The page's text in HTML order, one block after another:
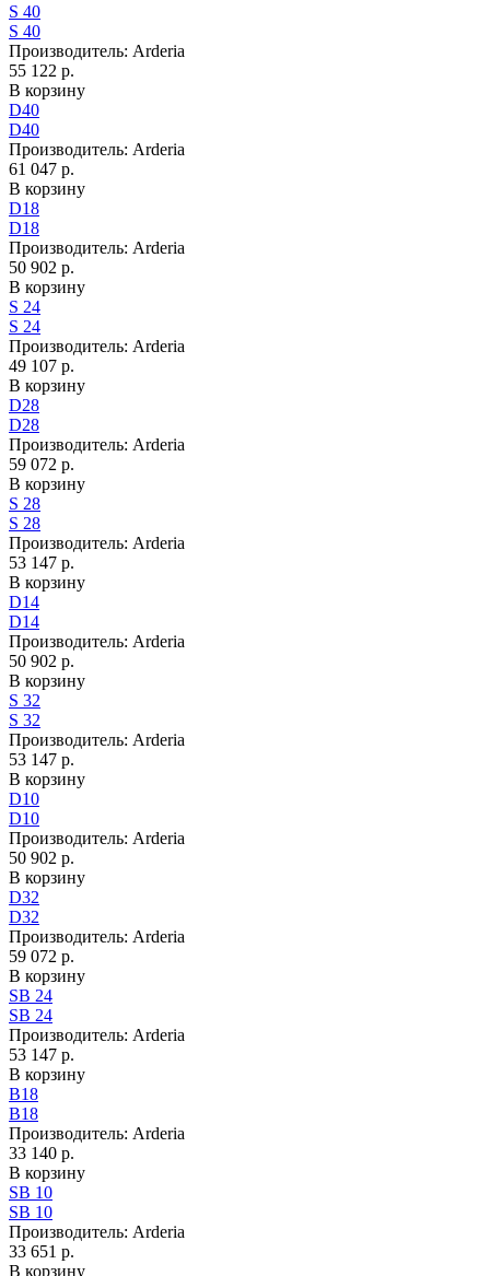
S 40
S 40
Производитель: Arderia
55 122 р.
В корзину
D40
D40
Производитель: Arderia
61 047 р.
В корзину
D18
D18
Производитель: Arderia
50 902 р.
В корзину
S 24
S 24
Производитель: Arderia
49 107 р.
В корзину
D28
D28
Производитель: Arderia
59 072 р.
В корзину
S 28
S 28
Производитель: Arderia
53 147 р.
В корзину
D14
D14
Производитель: Arderia
50 902 р.
В корзину
S 32
S 32
Производитель: Arderia
53 147 р.
В корзину
D10
D10
Производитель: Arderia
50 902 р.
В корзину
D32
D32
Производитель: Arderia
59 072 р.
В корзину
SB 24
SB 24
Производитель: Arderia
53 147 р.
В корзину
B18
B18
Производитель: Arderia
33 140 р.
В корзину
SB 10
SB 10
Производитель: Arderia
33 651 р.
В корзину